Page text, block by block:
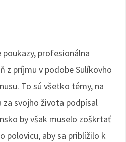
poukazy, profesionálna
z príjmu v podobe Sulíkovho
To sú všetko témy, na
svojho života podpísal
by však muselo zoškrtať
polovicu, aby sa priblížilo k